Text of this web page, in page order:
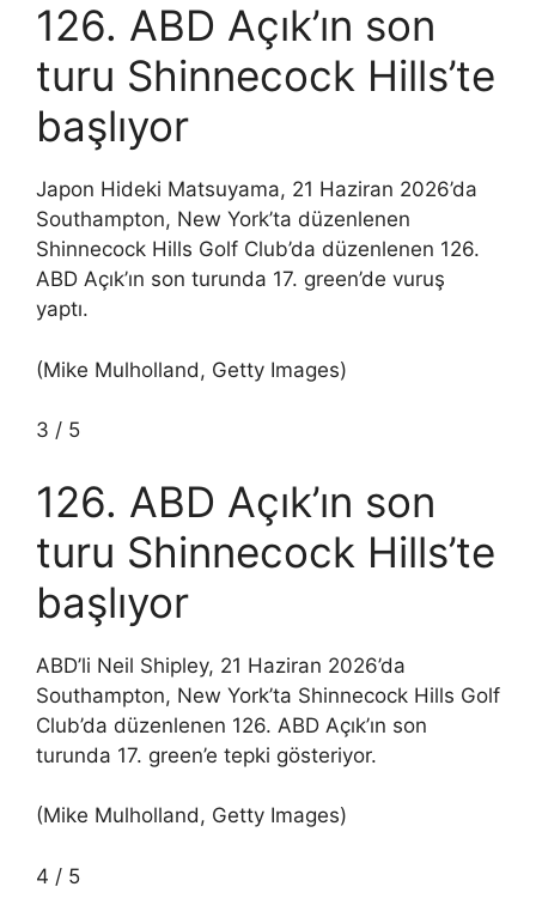
126. ABD Açık’ın son
turu Shinnecock Hills’te
başlıyor
Japon Hideki Matsuyama, 21 Haziran 2026’da
Southampton, New York’ta düzenlenen
Shinnecock Hills Golf Club’da düzenlenen 126.
ABD Açık’ın son turunda 17. green’de vuruş
yaptı.
(Mike Mulholland, Getty Images)
3 / 5
126. ABD Açık’ın son
turu Shinnecock Hills’te
başlıyor
ABD’li Neil Shipley, 21 Haziran 2026’da
Southampton, New York’ta Shinnecock Hills Golf
Club’da düzenlenen 126. ABD Açık’ın son
turunda 17. green’e tepki gösteriyor.
(Mike Mulholland, Getty Images)
4 / 5